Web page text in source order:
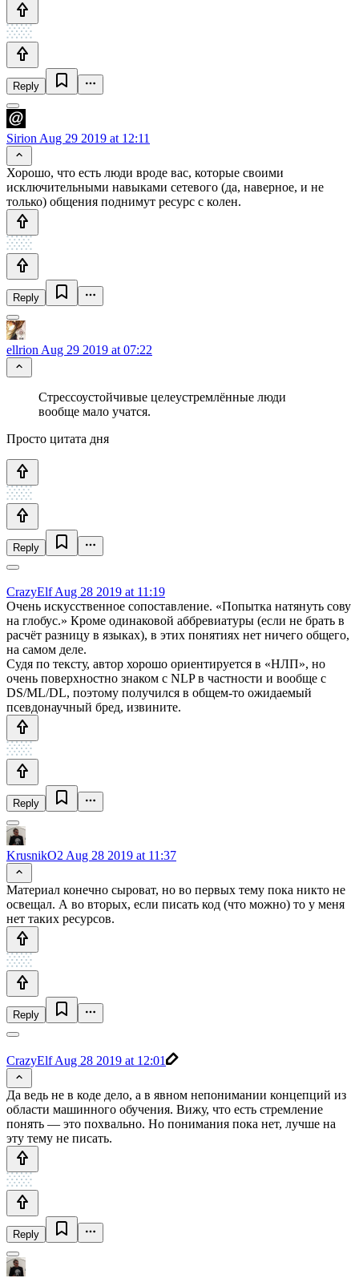
Reply
Sirion Aug 29 2019 at 12:11
Хорошо, что есть люди вроде вас, которые своими
исключительными навыками сетевого (да, наверное, и не
только) общения поднимут ресурс с колен.
Reply
ellrion Aug 29 2019 at 07:22
Стрессоустойчивые целеустремлённые люди
вообще мало учатся.
Просто цитата дня
Reply
CrazyElfAug 28 2019 at 11:19
Очень искусственное сопоставление. «Попытка натянуть сову
на глобус.» Кроме одинаковой аббревиатуры (если не брать в
расчёт разницу в языках), в этих понятиях нет ничего общего,
на самом деле.
Судя по тексту, автор хорошо ориентируется в «НЛП», но
очень поверхностно знаком с NLP в частности и вообще с
DS/ML/DL, поэтому получился в общем-то ожидаемый
псевдонаучный бред, извините.
Reply
KrusnikO2 Aug 28 2019 at 11:37
Материал конечно сыроват, но во первых тему пока никто не
освещал. А во вторых, если писать код (что можно) то у меня
нет таких ресурсов.
Reply
CrazyElfAug 28 2019 at 12:01
Да ведь не в коде дело, а в явном непонимании концепций из
области машинного обучения. Вижу, что есть стремление
понять — это похвально. Но понимания пока нет, лучше на
эту тему не писать.
Reply